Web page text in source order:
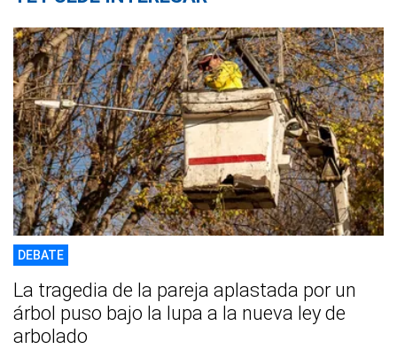
DEBATE
La tragedia de la pareja aplastada por un
árbol puso bajo la lupa a la nueva ley de
arbolado